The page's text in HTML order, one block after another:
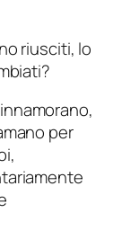
riusciti, lo
per